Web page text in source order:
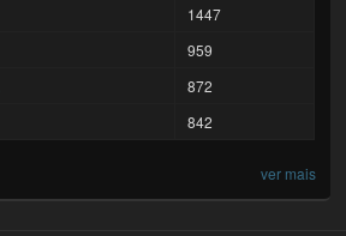
1447
959
872
842
ver mais